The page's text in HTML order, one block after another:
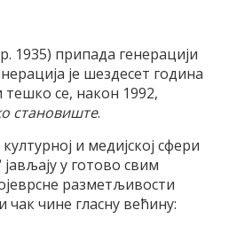
1935) припада генерацији
је шездесет година
тешко се, након 1992,
становиште.
и медијској сфери
јављају у готово свим
разметљивости
чак чине гласну већину: